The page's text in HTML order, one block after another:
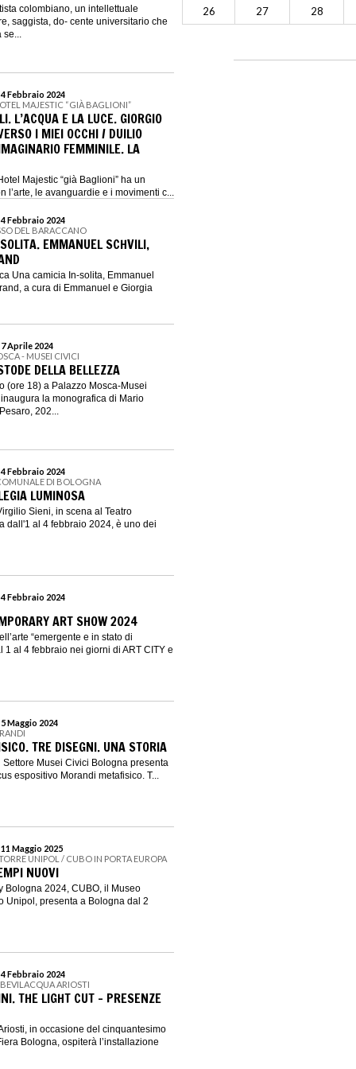
colombiano, un intellettuale
saggista, do- cente universitario che
Febbraio 2024
MAJESTIC “GIÀ BAGLIONI”
L’ACQUA E LA LUCE. GIORGIO
I MIEI OCCHI / DUILIO
FEMMINILE. LA
Majestic “già Baglioni” ha un
l’arte, le avanguardie e i movimenti c...
Febbraio 2024
DEL BARACCANO
EMMANUEL SCHVILI,
Una camicia In-solita, Emmanuel
a cura di Emmanuel e Giorgia
Aprile 2024
- MUSEI CIVICI
DELLA BELLEZZA
(ore 18) a Palazzo Mosca-Musei
la monografica di Mario
202...
Febbraio 2024
DI BOLOGNA
LUMINOSA
Sieni, in scena al Teatro
dall'1 al 4 febbraio 2024, è uno dei
Febbraio 2024
ART SHOW 2024
“emergente e in stato di
1 al 4 febbraio nei giorni di ART CITY e
Maggio 2024
TRE DISEGNI. UNA STORIA
Musei Civici Bologna presenta
espositivo Morandi metafisico. T...
Maggio 2025
UNIPOL / CUBO IN PORTA EUROPA
NUOVI
Bologna 2024, CUBO, il Museo
Unipol, presenta a Bologna dal 2
Febbraio 2024
ARIOSTI
THE LIGHT CUT – PRESENZE
in occasione del cinquantesimo
Bologna, ospiterà l’installazione
26 27 28